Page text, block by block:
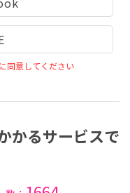
同意してください
かるサービスで